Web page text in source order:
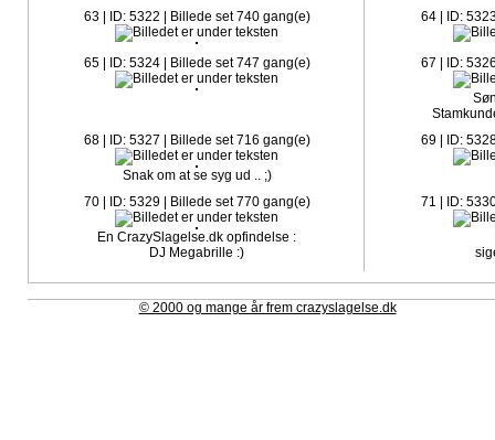
63 | ID: 5322 | Billede set 740 gang(e)
64 | ID:
65 | ID: 5324 | Billede set 747 gang(e) 67 | ID:
68 | ID: 5327 | Billede set 716 gang(e)
Snak om at se syg ud .. ;)
69 | ID:
70 | ID: 5329 | Billede set 770 gang(e)
En CrazySlagelse.dk opfindelse :
DJ Megabrille :)
71 | ID:
© 2000 og mange år frem crazyslagelse.dk